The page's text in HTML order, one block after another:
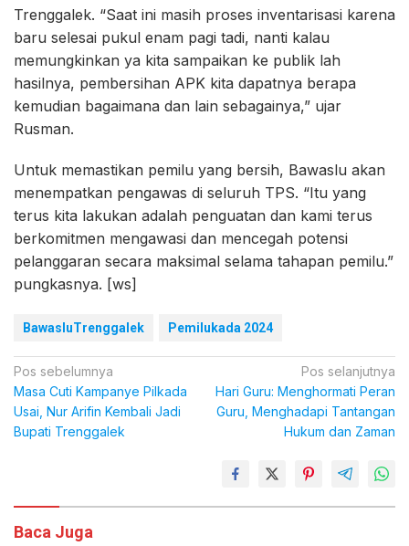
Trenggalek. “Saat ini masih proses inventarisasi karena
baru selesai pukul enam pagi tadi, nanti kalau
memungkinkan ya kita sampaikan ke publik lah
hasilnya, pembersihan APK kita dapatnya berapa
kemudian bagaimana dan lain sebagainya,” ujar
Rusman.
Untuk memastikan pemilu yang bersih, Bawaslu akan
menempatkan pengawas di seluruh TPS. “Itu yang
terus kita lakukan adalah penguatan dan kami terus
berkomitmen mengawasi dan mencegah potensi
pelanggaran secara maksimal selama tahapan pemilu.”
pungkasnya. [ws]
BawasluTrenggalek Pemilukada 2024
Navigasi
pos
Pos sebelumnya
Masa Cuti Kampanye Pilkada
Usai, Nur Arifin Kembali Jadi
Bupati Trenggalek
Pos selanjutnya
Hari Guru: Menghormati Peran
Guru, Menghadapi Tantangan
Hukum dan Zaman
Baca Juga